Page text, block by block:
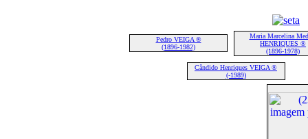
Pedro VEIGA ®
(1896-1982)
Maria Marcelina
HENRIQUES ®
(1896-1978)
Cândido Henriques VEIGA ®
(-1989)